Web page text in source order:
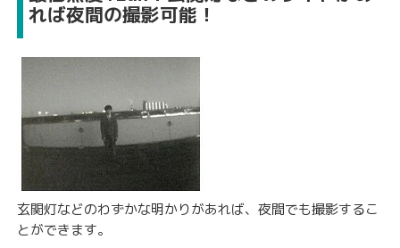
れば夜間の撮影可能！
玄関灯などのわずかな明かりがあれば、夜間でも撮影するこ
とができます。